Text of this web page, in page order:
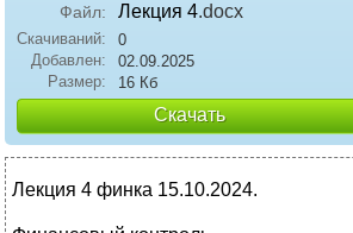
Файл: Лекция 4.docx
Скачиваний:
0
Добавлен:
02.09.2025
Размер:
16 Кб
Скачать
Лекция 4 финка 15.10.2024.